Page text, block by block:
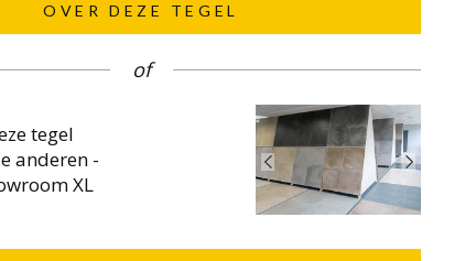
OVER DEZE TEGEL
of
tegel
anderen -
XL